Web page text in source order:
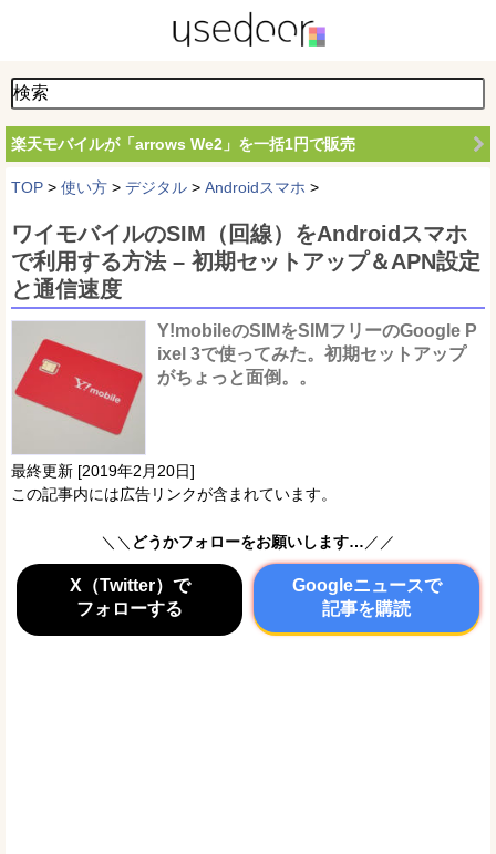
楽天モバイルが「arrows We2」を一括1円で販売
TOP > 使い方 > デジタル > Androidスマホ >
ワイモバイルのSIM（回線）をAndroidスマホ
で利用する方法 – 初期セットアップ＆APN設定
と通信速度
Y!mobileのSIMをSIMフリーのGoogle P
ixel 3で使ってみた。初期セットアップ
がちょっと面倒。。
最終更新 [2019年2月20日]
この記事内には広告リンクが含まれています。
＼＼ どうかフォローをお願いします… ／／
X（Twitter）で
フォローする
Googleニュースで
記事を購読